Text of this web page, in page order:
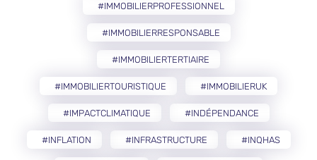
#IMMOBILIERPROFESSIONNEL
#IMMOBILIERRESPONSABLE
#IMMOBILIERTERTIAIRE
#IMMOBILIERTOURISTIQUE #IMMOBILIERUK
#IMPACTCLIMATIQUE #INDÉPENDANCE
#INFLATION #INFRASTRUCTURE #INQHAS